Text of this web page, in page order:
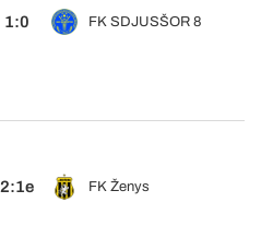
1:0 FK SDJUSŠOR 8
2:1e FK Ženys